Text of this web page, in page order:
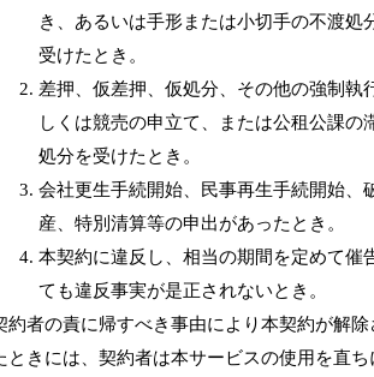
き、あるいは手形または小切手の不渡処
受けたとき。
差押、仮差押、仮処分、その他の強制執
しくは競売の申立て、または公租公課の
処分を受けたとき。
会社更生手続開始、民事再生手続開始、
産、特別清算等の申出があったとき。
本契約に違反し、相当の期間を定めて催
ても違反事実が是正されないとき。
約者の責に帰すべき事由により本契約が解除
ときには、契約者は本サービスの使用を直ち